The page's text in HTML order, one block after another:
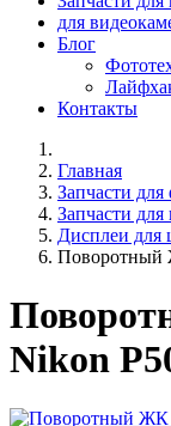
для
Блог
Контакты
Главная
Запчасти
Запчасти
Дисплеи для
Поворотный
Nikon